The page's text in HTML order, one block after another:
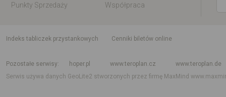
Punkty Sprzedaży
Współpraca
indeks tabliczek przystankowych
Cenniki biletów online
Pozostałe serwisy
hoper.pl www.teroplan.cz
www.teroplan.de
Serwis używa danych GeoLite2 stworzonych przez firmę MaxMind